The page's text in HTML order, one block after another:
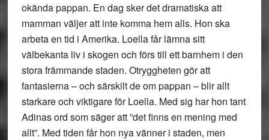
okända pappan. En dag sker det dramatiska att
mamman väljer att inte komma hem alls. Hon ska
arbeta en tid i Amerika. Loella får lämna sitt
välbekanta liv i skogen och förs till ett barnhem i den
stora främmande staden. Otryggheten gör att
fantasierna – och särskilt de om pappan – blir allt
starkare och viktigare för Loella. Med sig har hon tant
Adinas ord som säger att ”det finns en mening med
allt”. Med tiden får hon nya vänner i staden, men